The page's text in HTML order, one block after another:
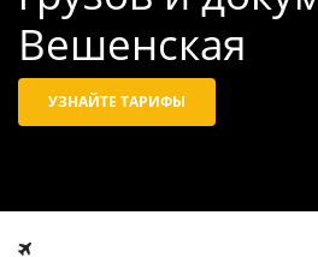
Вешенская
УЗНАЙТЕ ТАРИФЫ